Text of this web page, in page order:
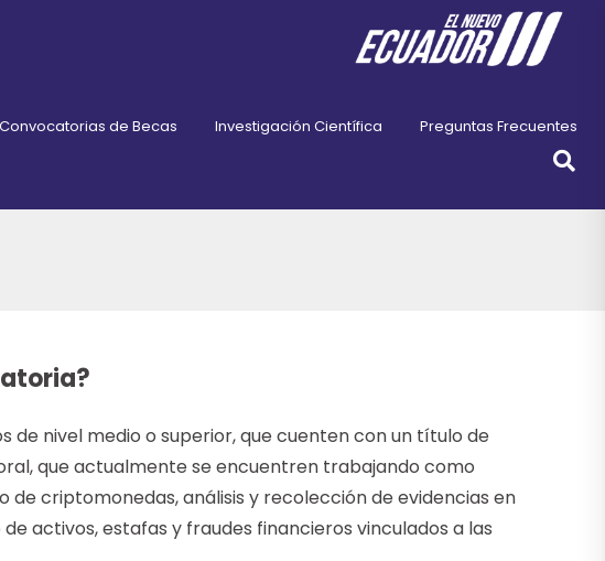
Convocatorias de Becas Investigación Científica Preguntas Frecuentes
nivel medio o superior, que cuenten con un título de
que actualmente se encuentren trabajando como
criptomonedas, análisis y recolección de evidencias en
activos, estafas y fraudes financieros vinculados a las